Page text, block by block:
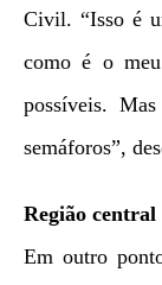
Civil. “Isso é
como é o meu
possíveis.
semáforos”,
Região central
Em outro